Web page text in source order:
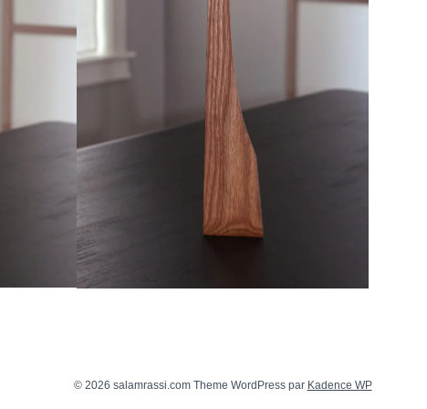
© 2026 salamrassi.com Theme WordPress par Kadence WP